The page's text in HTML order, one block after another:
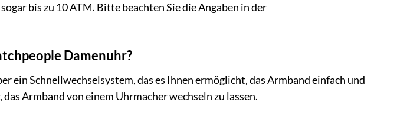
bis zu 10 ATM. Bitte beachten Sie die Angaben in der
Damenuhr?
ein Schnellwechselsystem, das es Ihnen ermöglicht, das Armband einfach und
Armband von einem Uhrmacher wechseln zu lassen.